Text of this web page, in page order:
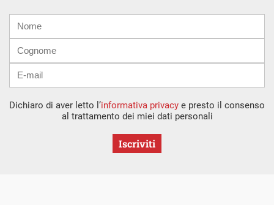
mail
Dichiaro di aver letto l’informativa privacy e presto il consenso
al trattamento dei miei dati personali
Iscriviti